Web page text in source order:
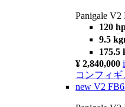
Panigale V2
120
9.5
175.5
¥ 2,840,000 i
コンフィ
new V2